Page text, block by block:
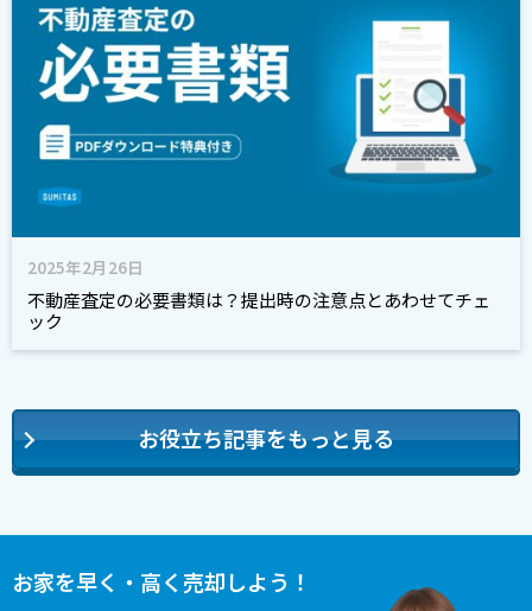
2025年2月26日
不動産査定の必要書類は？提出時の注意点とあわせてチェ
ック
お役立ち記事をもっと見る
お家を早く・高く売却しよう！